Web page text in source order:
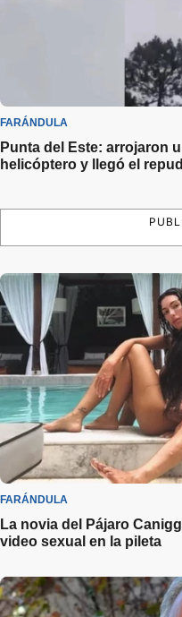
FARÁNDULA
Punta del Este: arrojaron
helicóptero y llegó el
FARÁNDULA
La novia del Pájaro
video sexual en la pileta